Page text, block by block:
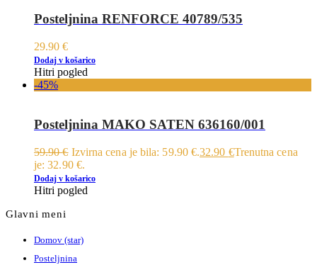
Posteljnina RENFORCE 40789/535
29.90€
Dodaj v košarico
Hitri pogled
-45%
Posteljnina MAKO SATEN 636160/001
59.90€ Izvirna cena je bila: 59.90 €.32.90 €Trenutna cena
je: 32.90 €.
Dodaj v košarico
Hitri pogled
Glavni meni
Domov (star)
Posteljnina